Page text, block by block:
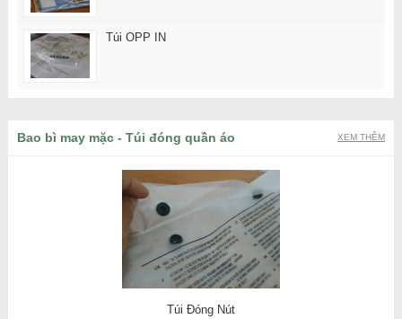
Túi OPP IN
Bao bì may mặc - Túi đóng quần áo XEM THÊM
Túi Đóng Nút